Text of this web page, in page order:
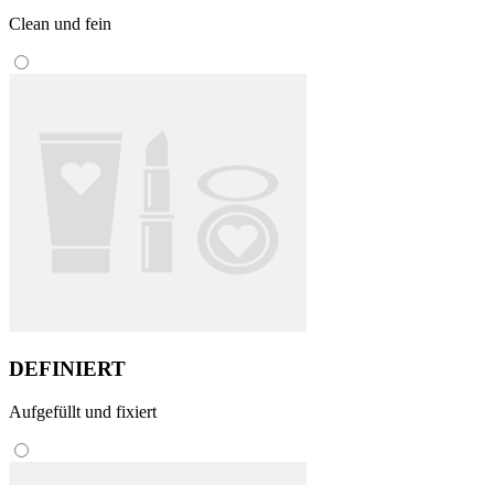
Clean und fein
DEFINIERT
Aufgefüllt und fixiert